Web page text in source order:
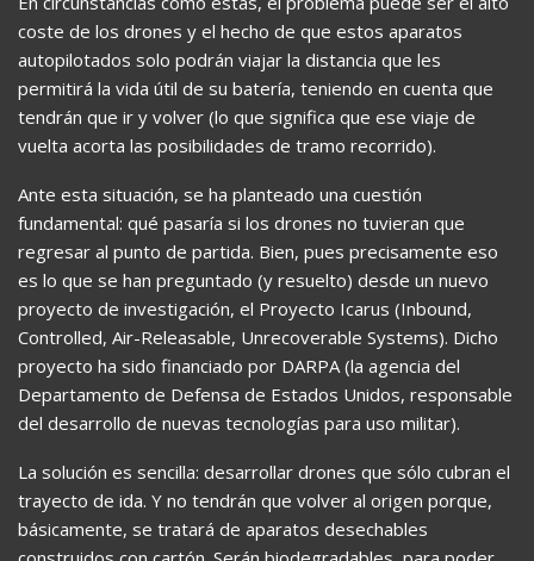
coste de los drones y el hecho de que estos aparatos
autopilotados solo podrán viajar la distancia que les
permitirá la vida útil de su batería, teniendo en cuenta que
tendrán que ir y volver (lo que significa que ese viaje de
vuelta acorta las posibilidades de tramo recorrido).
Ante esta situación, se ha planteado una cuestión
fundamental: qué pasaría si los drones no tuvieran que
regresar al punto de partida. Bien, pues precisamente eso
es lo que se han preguntado (y resuelto) desde un nuevo
proyecto de investigación, el Proyecto Icarus (Inbound,
Controlled, Air-Releasable, Unrecoverable Systems). Dicho
proyecto ha sido financiado por DARPA (la agencia del
Departamento de Defensa de Estados Unidos, responsable
del desarrollo de nuevas tecnologías para uso militar).
La solución es sencilla: desarrollar drones que sólo cubran el
trayecto de ida. Y no tendrán que volver al origen porque,
básicamente, se tratará de aparatos desechables